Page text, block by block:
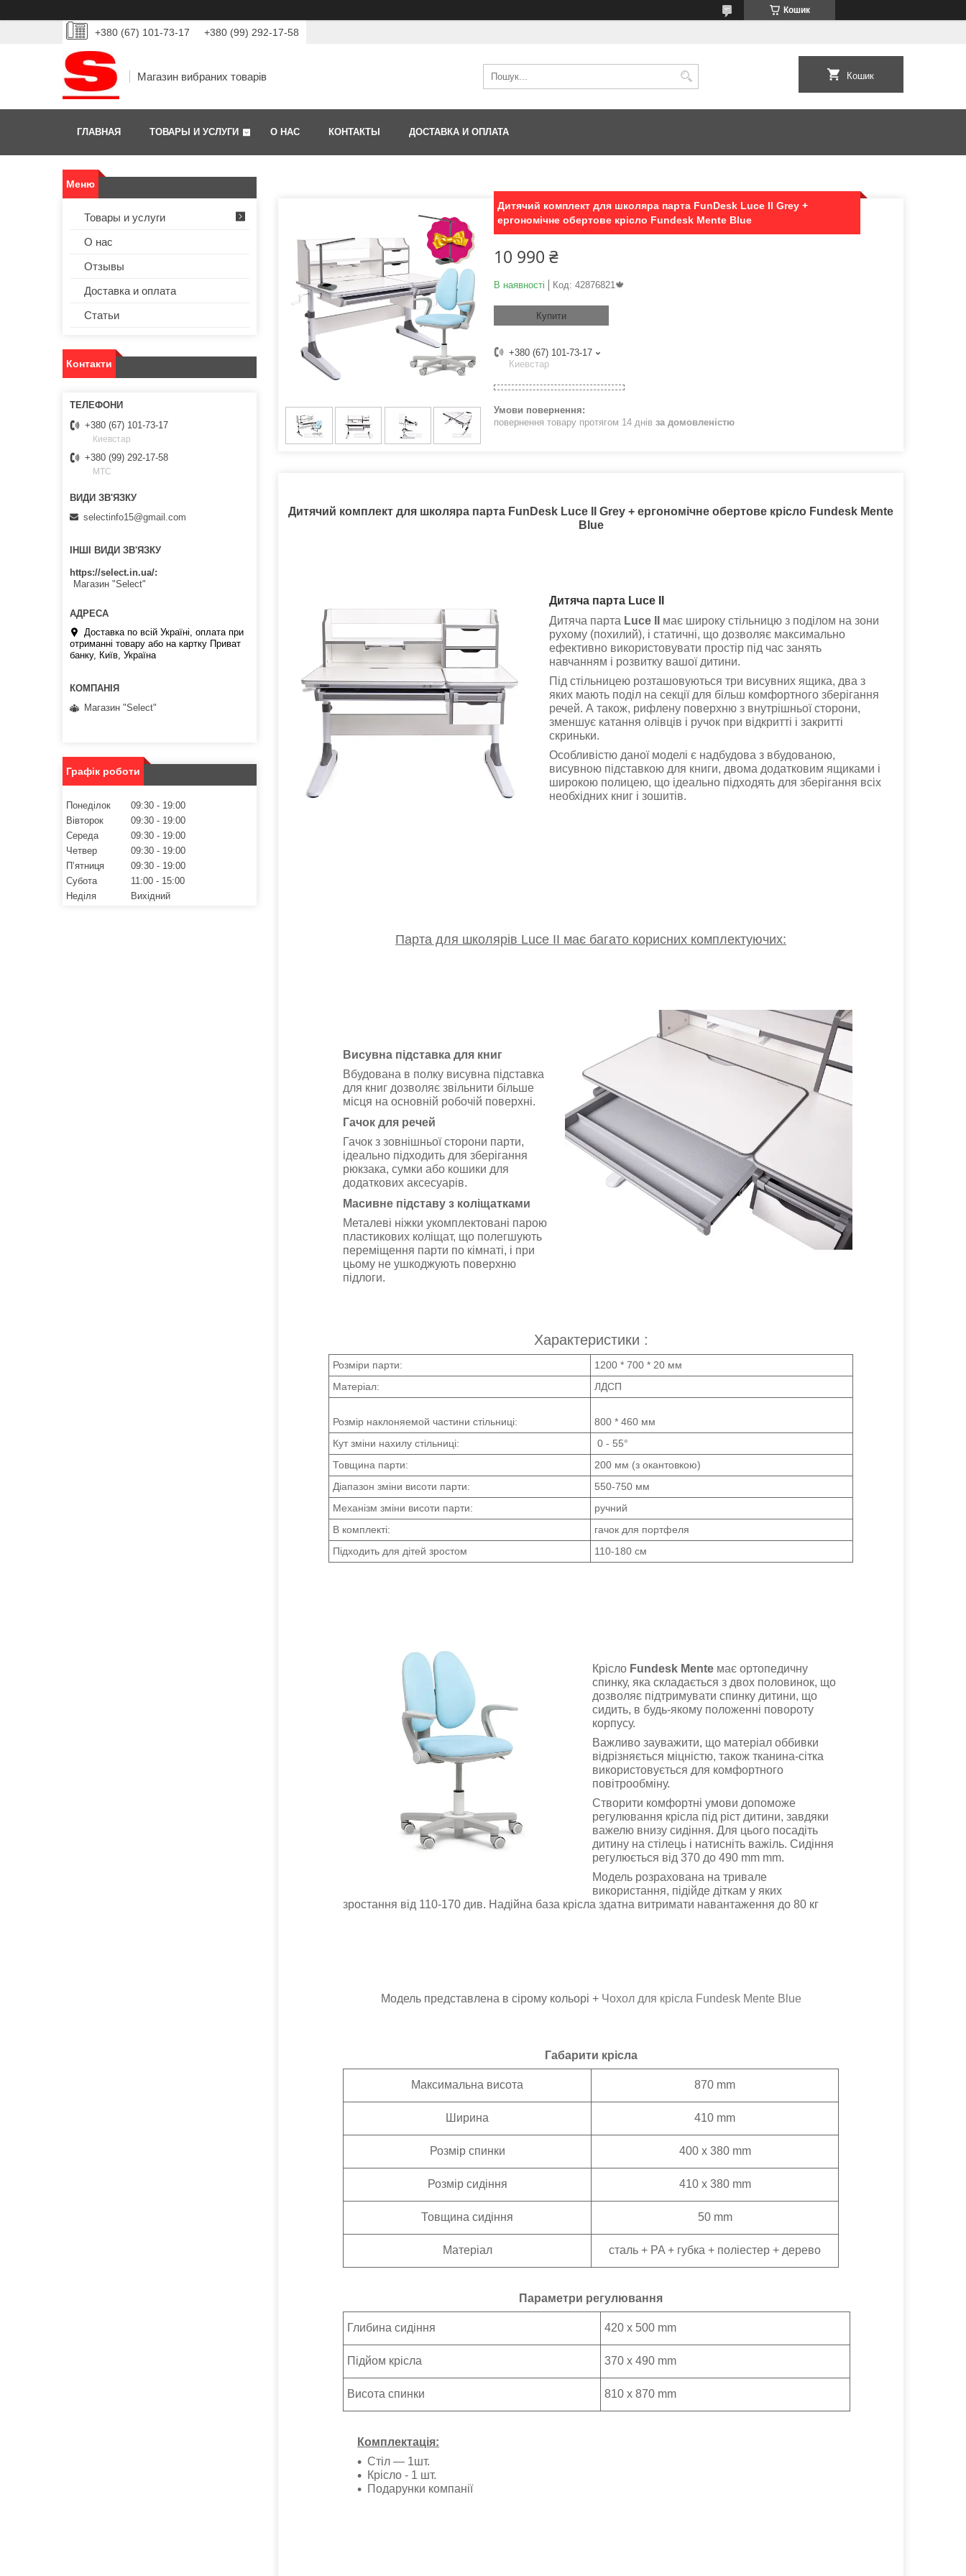
Кошик
+380 (67) 101-73-17 +380 (99) 292-17-58
Магазин вибраних товарів Кошик
ГЛАВНАЯ ТОВАРЫ И УСЛУГИ О НАС КОНТАКТЫ ДОСТАВКА И ОПЛАТА
Дитячий комплект для школяра парта FunDesk Luce II Grey +
ергономічне обертове крісло Fundesk Mente Blue
10 990 ₴
В наявності Код: 42876821🍁
Купити
+380 (67) 101-73-17
Киевстар
повернення товару протягом 14 днів за домовленістю
Дитячий комплект для школяра парта FunDesk Luce II Grey + ергономічне обертове крісло Fundesk Mente
Blue
Дитяча парта Luce II
Дитяча парта Luce II
має широку стільницю з поділом на зони
рухому (похилий), і статичні, що дозволяє максимально
ефективно використовувати простір під час занять
навчанням і розвитку вашої дитини.
Під стільницею розташовуються три висувних ящика, два з
яких мають поділ на секції для більш комфортного зберігання
речей. А також, рифлену поверхню з внутрішньої сторони,
зменшує катання олівців і ручок при відкритті і закритті
скриньки.
Особливістю даної моделі є надбудова з вбудованою,
висувною підставкою для книги, двома додатковим ящиками і
широкою полицею, що ідеально підходять для зберігання всіх
необхідних книг і зошитів.
Парта для школярів Luce II має багато корисних комплектуючих:
Висувна підставка для книг
Вбудована в полку висувна підставка
для книг дозволяє звільнити більше
місця на основній робочій поверхні.
Гачок для речей
Гачок з зовнішньої сторони парти,
ідеально підходить для зберігання
рюкзака, сумки або кошики для
додаткових аксесуарів.
Масивне підставу з коліщатками
Металеві ніжки укомплектовані парою
пластикових коліщат, що полегшують
переміщення парти по кімнаті, і при
цьому не ушкоджують поверхню
підлоги.
Характеристики :
Розміри парти:
1200 * 700 * 20 мм
Матеріал:
ЛДСП
Розмір наклоняемой частини стільниці:
800 * 460 мм
Кут зміни нахилу стільниці:
0 - 55°
Товщина парти:
200 мм (з окантовкою)
Діапазон зміни висоти парти:
550-750 мм
Механізм зміни висоти парти:
ручний
В комплекті:
гачок для портфеля
Підходить для дітей зростом
110-180 см
Крісло Fundesk Mente має ортопедичну
спинку, яка складається з двох половинок, що
дозволяє підтримувати спинку дитини, що
сидить, в будь-якому положенні повороту
корпусу.
Важливо зауважити, що матеріал оббивки
відрізняється міцністю, також тканина-сітка
використовується для комфортного
повітрообміну.
Створити комфортні умови допоможе
регулювання крісла під ріст дитини, завдяки
важелю внизу сидіння. Для цього посадіть
дитину на стілець і натисніть важіль. Сидіння
регулюється від 370 до 490 mm mm.
Модель розрахована на тривале
використання, підійде діткам у яких
зростання від 110-170 див. Надійна база крісла здатна витримати навантаження до 80 кг
Модель представлена в сірому кольорі + Чохол для крісла Fundesk Mente Blue
Габарити крісла
Максимальна висота 870 mm
Ширина 410 mm
Розмір спинки 400 х 380 mm
Розмір сидіння 410 x 380 mm
Товщина сидіння 50 mm
Матеріал сталь + PA + губка + поліестер + дерево
Параметри регулювання
Глибина сидіння 420 x 500 mm
Підйом крісла 370 х 490 mm
Висота спинки 810 x 870 mm
Комплектація:
Стіл ― 1шт.
Крісло - 1 шт.
Подарунки компанії
Товары и услуги
О нас
Отзывы
Доставка и оплата
Статьи
Контакти
+380 (67) 101-73-17
Киевстар
+380 (99) 292-17-58
МТС
selectinfo15@gmail.com
ІНШІ ВИДИ ЗВ'ЯЗКУ
https://select.in.ua/
Магазин "Select"
Доставка по всій Україні, оплата при
отриманні товару або на картку Приват
банку, Київ, Україна
Магазин "Select"
Графік роботи
Понеділок 09:30
19:00
Вівторок
09:30
19:00
Середа
09:30
19:00
Четвер
09:30
19:00
Пʼятниця
09:30
19:00
Субота
11:00
15:00
Неділя
Вихідний